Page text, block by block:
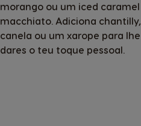
morango ou um iced caramel
macchiato. Adiciona chantilly,
canela ou um xarope para lhe
dares o teu toque pessoal.